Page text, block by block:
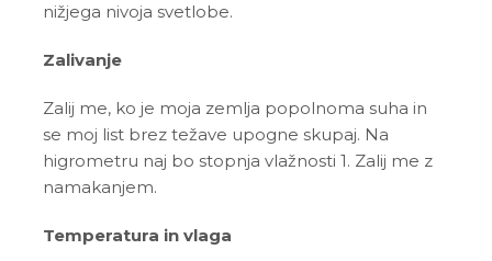
nižjega nivoja svetlobe.
Zalivanje
Zalij me, ko je moja zemlja popolnoma suha in
se moj list brez težave upogne skupaj. Na
higrometru naj bo stopnja vlažnosti 1. Zalij me z
namakanjem.
Temperatura in vlaga